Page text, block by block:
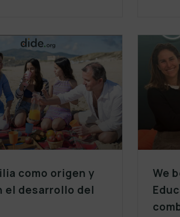
como origen y
el desarrollo del
We